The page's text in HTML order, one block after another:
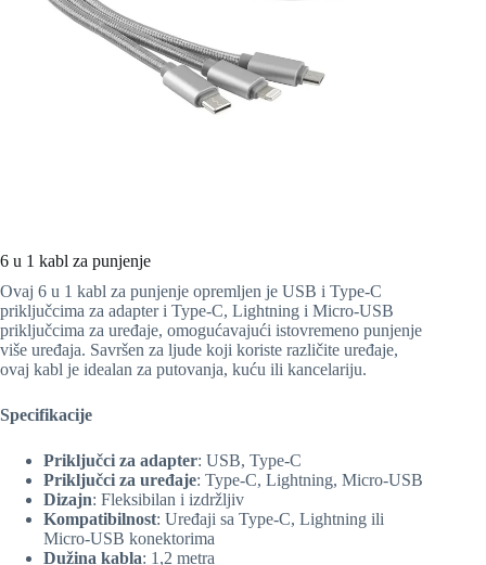
6 u 1 kabl za punjenje
Ovaj 6 u 1 kabl za punjenje opremljen je USB i Type-C
priključcima za adapter i Type-C, Lightning i Micro-USB
priključcima za uređaje, omogućavajući istovremeno punjenje
više uređaja. Savršen za ljude koji koriste različite uređaje,
ovaj kabl je idealan za putovanja, kuću ili kancelariju.
Specifikacije
Priključci za adapter: USB, Type-C
Priključci za uređaje: Type-C, Lightning, Micro-USB
Dizajn: Fleksibilan i izdržljiv
Kompatibilnost: Uređaji sa Type-C, Lightning ili
Micro-USB konektorima
Dužina kabla: 1,2 metra